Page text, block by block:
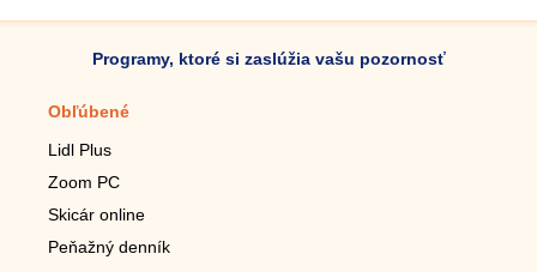
Programy, ktoré si zaslúžia vašu pozornosť
Obľúbené
Lidl Plus
Zoom PC
Skicár online
Peňažný denník